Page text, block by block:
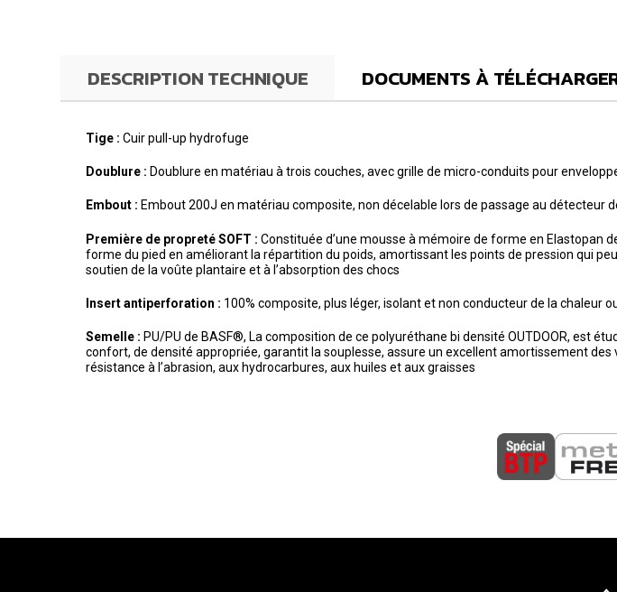
DESCRIPTION TECHNIQUE DOCUMENTS À
Tige : Cuir pull-up hydrofuge
Doublure : Doublure en matériau à trois couches, avec grille de micro-conduits pour
Embout : Embout 200J en matériau composite, non décelable lors de passage au
Première de propreté SOFT :Constituée d’une mousse à mémoire de forme en Elastopan
forme du pied en améliorant la répartition du poids, amortissant les points de pression qui
soutien de la voûte plantaire et à l’absorption des chocs
Insert antiperforation : 100% composite, plus léger, isolant et non conducteur de la chaleur
Semelle : PU/PU de BASF®, La composition de ce polyuréthane bi densité OUTDOOR, est
confort, de densité appropriée, garantit la souplesse, assure un excellent amortissement
résistance à l’abrasion, aux hydrocarbures, aux huiles et aux graisses